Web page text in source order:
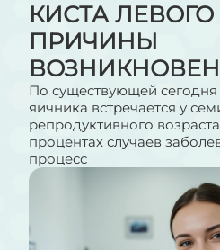
КИСТА
ПРИЧИНЫ
По существующей сегодня
яичника встречается у
репродуктивного
процентах случаев
процесс